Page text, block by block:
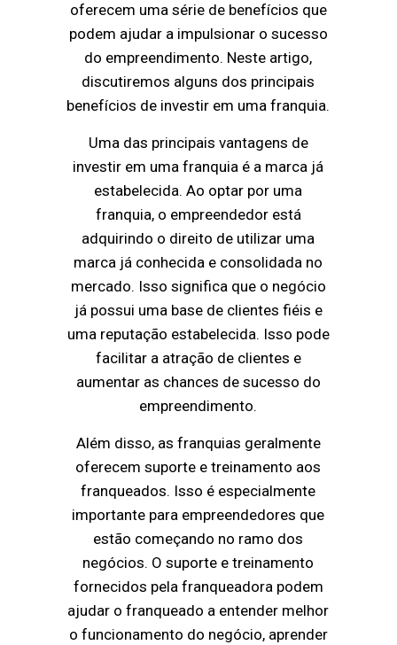
oferecem uma série de benefícios que
podem ajudar a impulsionar o sucesso
do empreendimento. Neste artigo,
discutiremos alguns dos principais
benefícios de investir em uma franquia.
Uma das principais vantagens de
investir em uma franquia é a marca já
estabelecida. Ao optar por uma
franquia, o empreendedor está
adquirindo o direito de utilizar uma
marca já conhecida e consolidada no
mercado. Isso significa que o negócio
já possui uma base de clientes fiéis e
uma reputação estabelecida. Isso pode
facilitar a atração de clientes e
aumentar as chances de sucesso do
empreendimento.
Além disso, as franquias geralmente
oferecem suporte e treinamento aos
franqueados. Isso é especialmente
importante para empreendedores que
estão começando no ramo dos
negócios. O suporte e treinamento
fornecidos pela franqueadora podem
ajudar o franqueado a entender melhor
o funcionamento do negócio, aprender